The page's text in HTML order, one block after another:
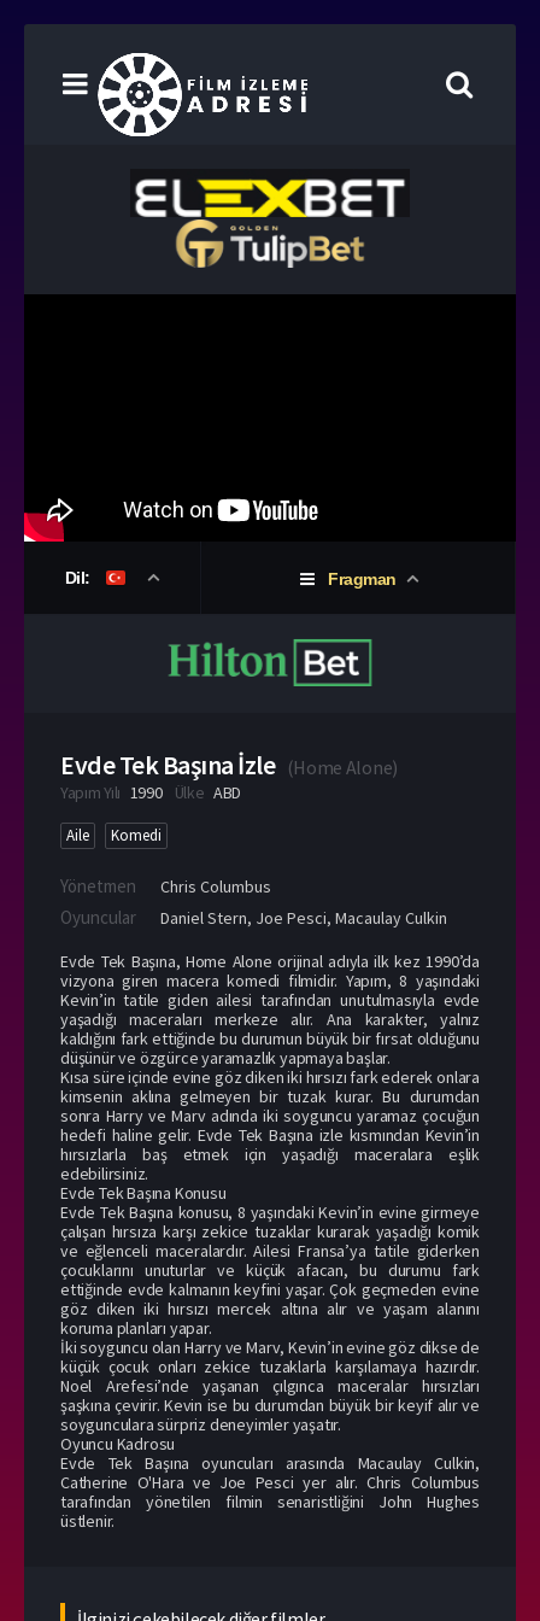
Dil: Fragman
Evde Tek Başına İzle (Home Alone)
Yapım Yılı 1990 Ülke ABD
Aile Komedi
Yönetmen Chris Columbus
Oyuncular Daniel Stern, Joe Pesci, Macaulay Culkin
Evde Tek Başına, Home Alone orijinal adıyla ilk kez 1990’da
vizyona giren macera komedi filmidir. Yapım, 8 yaşındaki
Kevin’in tatile giden ailesi tarafından unutulmasıyla evde
yaşadığı maceraları merkeze alır. Ana karakter, yalnız
kaldığını fark ettiğinde bu durumun büyük bir fırsat olduğunu
düşünür ve özgürce yaramazlık yapmaya başlar.
Kısa süre içinde evine göz diken iki hırsızı fark ederek onlara
kimsenin aklına gelmeyen bir tuzak kurar. Bu durumdan
sonra Harry ve Marv adında iki soyguncu yaramaz çocuğun
hedefi haline gelir. Evde Tek Başına izle kısmından Kevin’in
hırsızlarla baş etmek için yaşadığı maceralara eşlik
edebilirsiniz.
Evde Tek Başına Konusu
Evde Tek Başına konusu, 8 yaşındaki Kevin’in evine girmeye
çalışan hırsıza karşı zekice tuzaklar kurarak yaşadığı komik
ve eğlenceli maceralardır. Ailesi Fransa’ya tatile giderken
çocuklarını unuturlar ve küçük afacan, bu durumu fark
ettiğinde evde kalmanın keyfini yaşar. Çok geçmeden evine
göz diken iki hırsızı mercek altına alır ve yaşam alanını
koruma planları yapar.
İki soyguncu olan Harry ve Marv, Kevin’in evine göz dikse de
küçük çocuk onları zekice tuzaklarla karşılamaya hazırdır.
Noel Arefesi’nde yaşanan çılgınca maceralar hırsızları
şaşkına çevirir. Kevin ise bu durumdan büyük bir keyif alır ve
soygunculara sürpriz deneyimler yaşatır.
Oyuncu Kadrosu
Evde Tek Başına oyuncuları arasında Macaulay Culkin,
Catherine O'Hara ve Joe Pesci yer alır. Chris Columbus
tarafından yönetilen filmin senaristliğini John Hughes
üstlenir.